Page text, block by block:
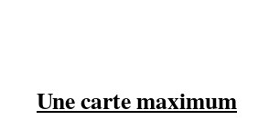
Une carte maximum